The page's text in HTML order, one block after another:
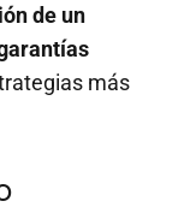
de un
más